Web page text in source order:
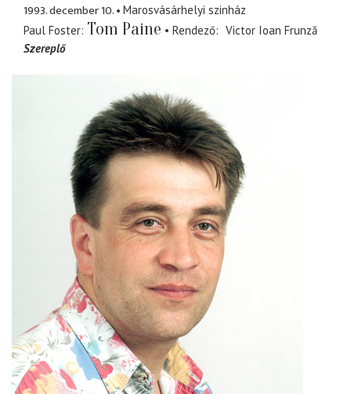
1993. december 10.
Marosvásárhelyi szinház
Paul Foster Tom Paine Rendező
Victor Ioan Frunză
Szereplő